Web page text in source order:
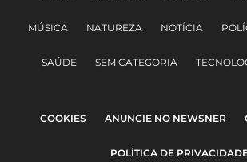
MÚSICA NATUREZA NOTÍCIA
SAÚDE SEM CATEGORIA
COOKIES ANUNCIE NO NEWSNER
POLÍTICA DE